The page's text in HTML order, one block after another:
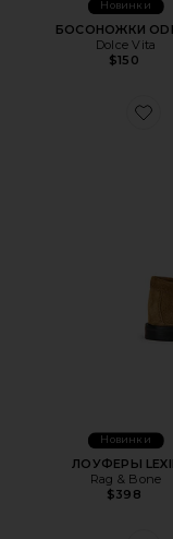
Новинки
БОСОНОЖКИ
Dolce Vita
$150
Новинки
ЛОУФЕРЫ
Rag & Bone
$398